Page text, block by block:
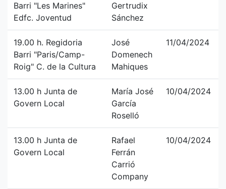
Barri "Les Marines"
Edfc. Joventud
Gertrudix
Sánchez
19.00 h. Regidoria
Barri "Paris/Camp-
Roig" C. de la Cultura
José
Domenech
Mahiques
11/04/2024
13.00 h Junta de
Govern Local
María José
García
Roselló
10/04/2024
13.00 h Junta de
Govern Local
Rafael
Ferrán
Carrió
Company
10/04/2024